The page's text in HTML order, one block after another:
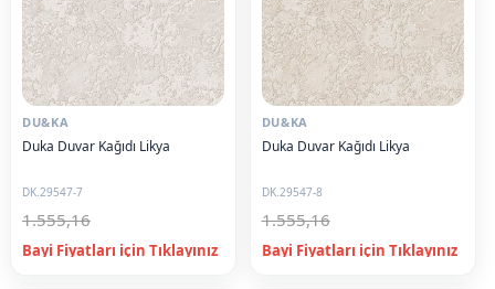
DU&KA
Duka Duvar Kağıdı Likya
DK.29547-7
1.555,16
DU&KA
Duka Duvar Kağıdı Likya
DK.29547-8
1.555,16